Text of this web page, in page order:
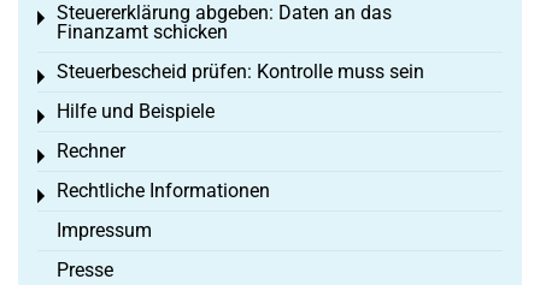
Steuererklärung abgeben: Daten an das
Finanzamt schicken
Toggle menu
Steuerbescheid prüfen: Kontrolle muss sein
Toggle menu
Hilfe und Beispiele
Toggle menu
Rechner
Toggle menu
Rechtliche Informationen
Toggle menu
Impressum
Presse